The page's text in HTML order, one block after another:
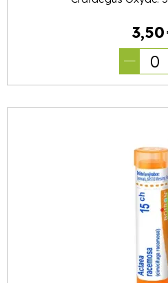
3,50
0